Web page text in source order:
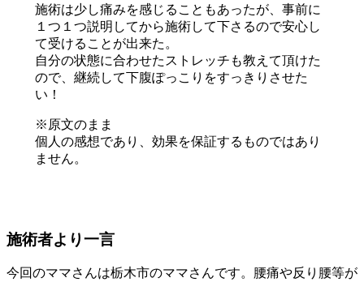
施術は少し痛みを感じることもあったが、事前に
１つ１つ説明してから施術して下さるので安心し
て受けることが出来た。
自分の状態に合わせたストレッチも教えて頂けた
ので、継続して下腹ぽっこりをすっきりさせた
い！
※原文のまま
個人の感想であり、効果を保証するものではあり
ません。
施術者より一言
今回のママさんは栃木市のママさんです。腰痛や反り腰等が